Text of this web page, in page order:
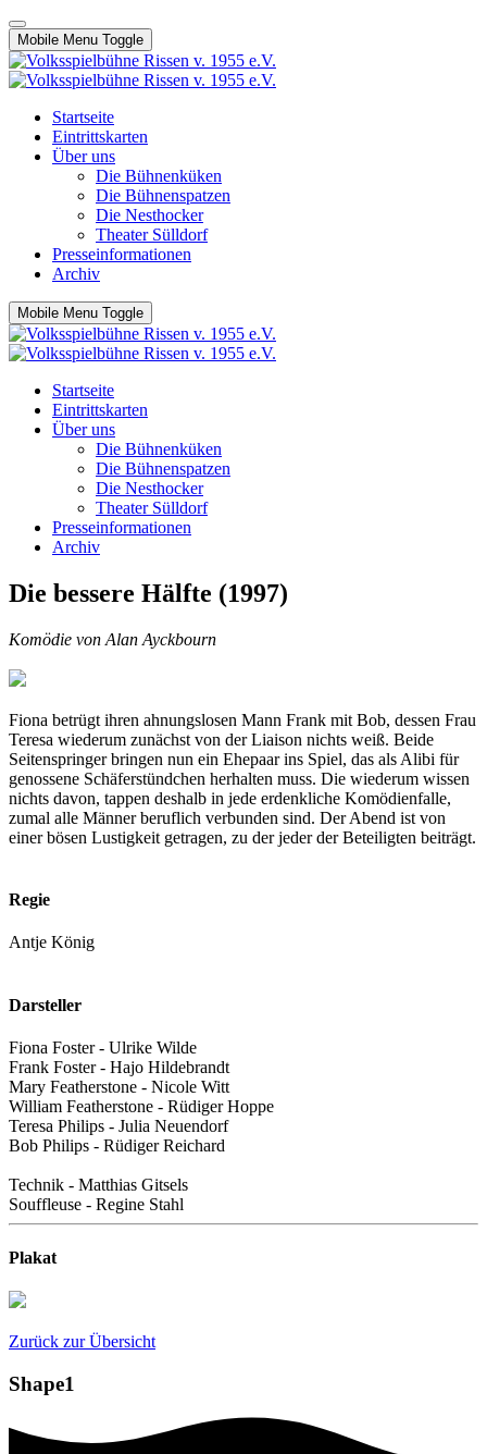
Mobile Menu Toggle
Startseite
Eintrittskarten
Über uns
Die Bühnenküken
Die Bühnenspatzen
Die Nesthocker
Theater Sülldorf
Presseinformationen
Archiv
Mobile Menu Toggle
Startseite
Eintrittskarten
Über uns
Die Bühnenküken
Die Bühnenspatzen
Die Nesthocker
Theater Sülldorf
Presseinformationen
Archiv
Die bessere Hälfte (1997)
Komödie von Alan Ayckbourn
Fiona betrügt ihren ahnungslosen Mann Frank mit Bob, dessen Frau
Teresa wiederum zunächst von der Liaison nichts weiß. Beide
Seitenspringer bringen nun ein Ehepaar ins Spiel, das als Alibi für
genossene Schäferstündchen herhalten muss. Die wiederum wissen
nichts davon, tappen deshalb in jede erdenkliche Komödienfalle,
zumal alle Männer beruflich verbunden sind. Der Abend ist von
einer bösen Lustigkeit getragen, zu der jeder der Beteiligten beiträgt.
Regie
Antje König
Darsteller
Fiona Foster - Ulrike Wilde
Frank Foster - Hajo Hildebrandt
Mary Featherstone - Nicole Witt
William Featherstone - Rüdiger Hoppe
Teresa Philips - Julia Neuendorf
Bob Philips - Rüdiger Reichard
Technik - Matthias Gitsels
Souffleuse - Regine Stahl
Plakat
Zurück zur Übersicht
Shape1